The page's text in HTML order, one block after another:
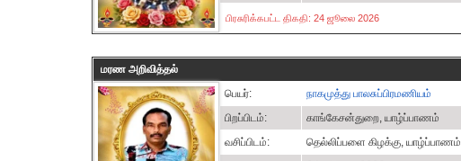
பிரசுரிக்கபட்ட திகதி: 24 ஜூலை 2026
மரண அறிவித்தல்
பெயர்:
நாகமுத்து பாலசுப்பிரமணியம்
பிறப்பிடம்:
காங்கேசன்துறை, யாழ்ப்பாணம்
வசிப்பிடம்:
தெல்லிப்பளை கிழக்கு, யாழ்ப்பாணம்